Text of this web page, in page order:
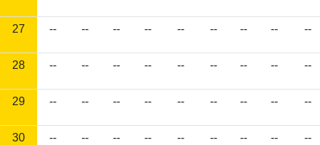
27 -- -- -- -- -- -- -- -- --
28 -- -- -- -- -- -- -- -- --
29 -- -- -- -- -- -- -- -- --
30 -- -- -- -- -- -- -- -- --